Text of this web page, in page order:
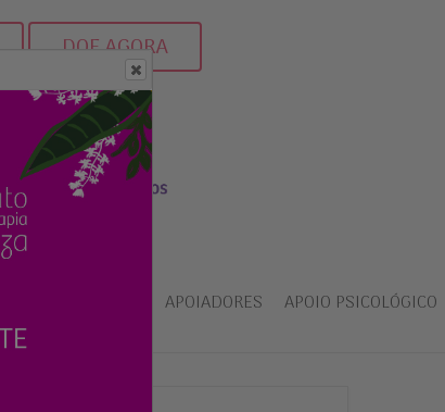
DOE AGORA
APOIADORES APOIO PSICOLÓGICO